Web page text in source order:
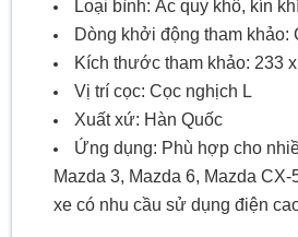
Loại bình: Ắc quy khô, kín
Dòng khởi động tham khảo:
Kích thước tham khảo: 233
Vị trí cọc: Cọc nghịch L
Xuất xứ: Hàn Quốc
Ứng dụng: Phù hợp cho
Mazda 3, Mazda 6, Mazda
xe có nhu cầu sử dụng điện